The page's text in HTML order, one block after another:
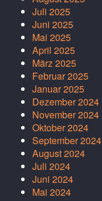
Juli 2025
Juni 2025
Mai 2025
April 2025
März 2025
Februar 2025
Januar 2025
Dezember 2024
November 2024
Oktober 2024
September 2024
August 2024
Juli 2024
Juni 2024
Mai 2024